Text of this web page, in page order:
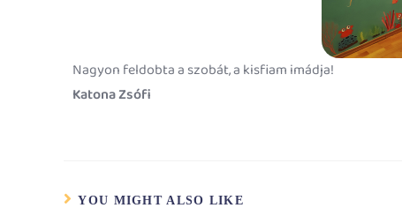
Nagyon feldobta a szobát, a kisfiam imádja!
Katona Zsófi
YOU MIGHT ALSO LIKE